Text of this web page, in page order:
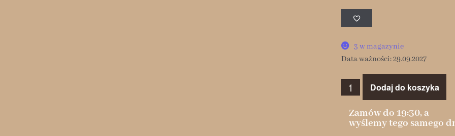
3 w magazynie
Data ważności: 29.09.2027
Dodaj do koszyka
Zamów do 19:30, a
wyślemy tego samego